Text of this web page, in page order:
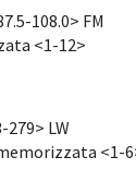
108.0> FM
<1-12>
LW
<1-